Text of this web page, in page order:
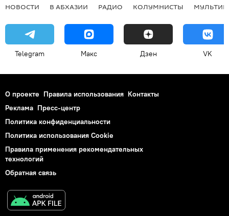
НОВОСТИ В АБХАЗИИ РАДИО КОЛУМНИСТЫ
Telegram Макс Дзен VK
О проекте Правила использования Контакты
Реклама Пресс-центр
Политика конфиденциальности
Политика использования Cookie
Правила применения рекомендательных
технологий
Обратная связь